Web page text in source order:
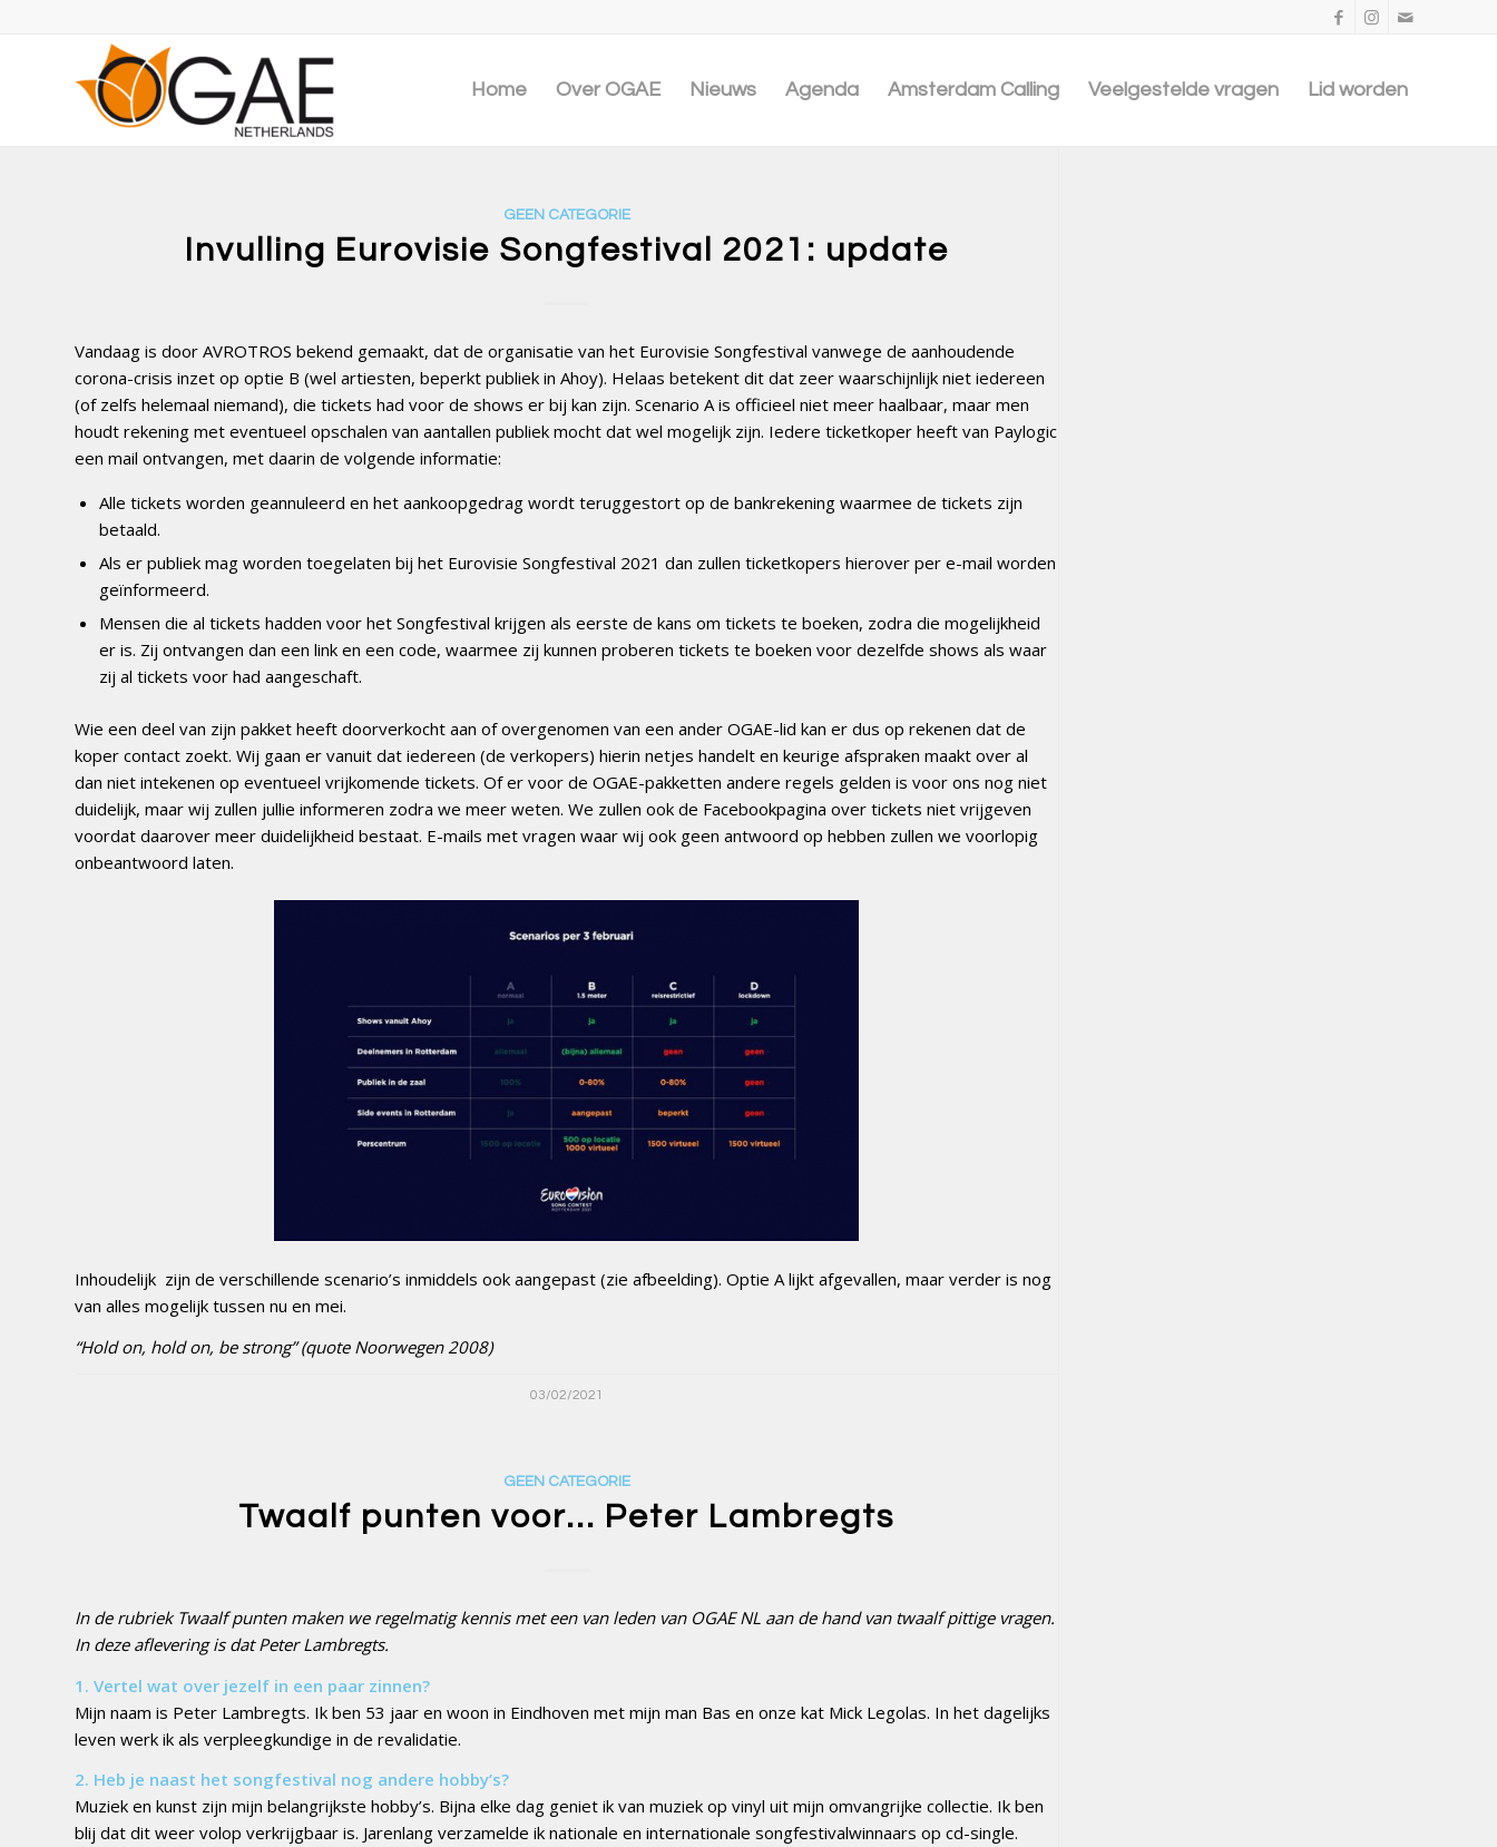
Home Over OGAE Nieuws Agenda Amsterdam Calling Veelgestelde vragen Lid worden
GEEN CATEGORIE
Invulling Eurovisie Songfestival 2021: update
Vandaag is door AVROTROS bekend gemaakt, dat de organisatie van het Eurovisie Songfestival vanwege de aanhoudende
corona-crisis inzet op optie B (wel artiesten, beperkt publiek in Ahoy). Helaas betekent dit dat zeer waarschijnlijk niet iedereen
(of zelfs helemaal niemand), die tickets had voor de shows er bij kan zijn. Scenario A is officieel niet meer haalbaar, maar men
houdt rekening met eventueel opschalen van aantallen publiek mocht dat wel mogelijk zijn. Iedere ticketkoper heeft van Paylogic
een mail ontvangen, met daarin de volgende informatie:
Alle tickets worden geannuleerd en het aankoopgedrag wordt teruggestort op de bankrekening waarmee de tickets zijn
betaald.
Als er publiek mag worden toegelaten bij het Eurovisie Songfestival 2021 dan zullen ticketkopers hierover per e-mail worden
geïnformeerd.
Mensen die al tickets hadden voor het Songfestival krijgen als eerste de kans om tickets te boeken, zodra die mogelijkheid
er is. Zij ontvangen dan een link en een code, waarmee zij kunnen proberen tickets te boeken voor dezelfde shows als waar
zij al tickets voor had aangeschaft.
Wie een deel van zijn pakket heeft doorverkocht aan of overgenomen van een ander OGAE-lid kan er dus op rekenen dat de
koper contact zoekt. Wij gaan er vanuit dat iedereen (de verkopers) hierin netjes handelt en keurige afspraken maakt over al
dan niet intekenen op eventueel vrijkomende tickets. Of er voor de OGAE-pakketten andere regels gelden is voor ons nog niet
duidelijk, maar wij zullen jullie informeren zodra we meer weten. We zullen ook de Facebookpagina over tickets niet vrijgeven
voordat daarover meer duidelijkheid bestaat. E-mails met vragen waar wij ook geen antwoord op hebben zullen we voorlopig
onbeantwoord laten.
Inhoudelijk zijn de verschillende scenario’s inmiddels ook aangepast (zie afbeelding). Optie A lijkt afgevallen, maar verder is nog
van alles mogelijk tussen nu en mei.
“Hold on, hold on, be strong” (quote Noorwegen 2008)
03/02/2021
GEEN CATEGORIE
Twaalf punten voor… Peter Lambregts
In de rubriek Twaalf punten maken we regelmatig kennis met een van leden van OGAE NL aan de hand van twaalf pittige vragen.
In deze aflevering is dat Peter Lambregts.
1. Vertel wat over jezelf in een paar zinnen?
Mijn naam is Peter Lambregts. Ik ben 53 jaar en woon in Eindhoven met mijn man Bas en onze kat Mick Legolas. In het dagelijks
leven werk ik als verpleegkundige in de revalidatie.
2. Heb je naast het songfestival nog andere hobby’s?
Muziek en kunst zijn mijn belangrijkste hobby’s. Bijna elke dag geniet ik van muziek op vinyl uit mijn omvangrijke collectie. Ik ben
blij dat dit weer volop verkrijgbaar is. Jarenlang verzamelde ik nationale en internationale songfestivalwinnaars op cd-single.